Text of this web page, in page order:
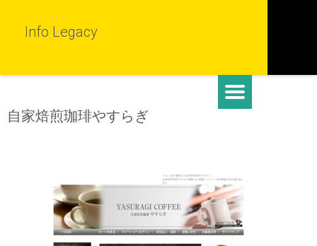
Info Legacy
自家焙煎珈琲やすらぎ